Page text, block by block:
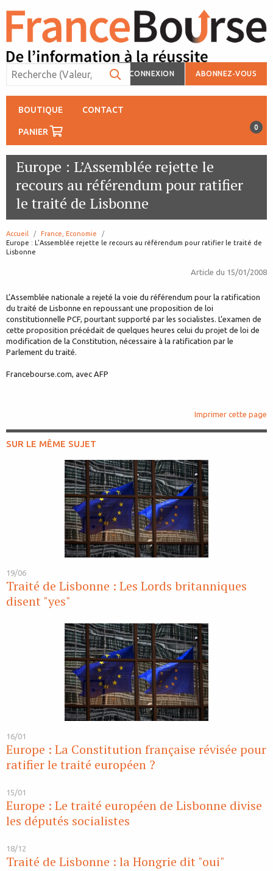
CONNEXION ABONNEZ-VOUS
BOUTIQUE CONTACT
PANIER 0
Europe : L’Assemblée rejette le
recours au référendum pour ratifier
le traité de Lisbonne
Accueil
France, Economie
page:
Europe : L’Assemblée rejette le recours au référendum pour ratifier le traité de
Lisbonne
Article du 15/01/2008
L’Assemblée nationale a rejeté la voie du référendum pour la ratification
du traité de Lisbonne en repoussant une proposition de loi
constitutionnelle PCF, pourtant supporté par les socialistes. L’examen de
cette proposition précédait de quelques heures celui du projet de loi de
modification de la Constitution, nécessaire à la ratification par le
Parlement du traité.
Francebourse.com, avec AFP
Imprimer cette page
SUR LE MÊME SUJET
19/06
Traité de Lisbonne : Les Lords britanniques
disent "yes"
16/01
Europe : La Constitution française révisée pour
ratifier le traité européen ?
15/01
Europe : Le traité européen de Lisbonne divise
les députés socialistes
18/12
Traité de Lisbonne : la Hongrie dit "oui"